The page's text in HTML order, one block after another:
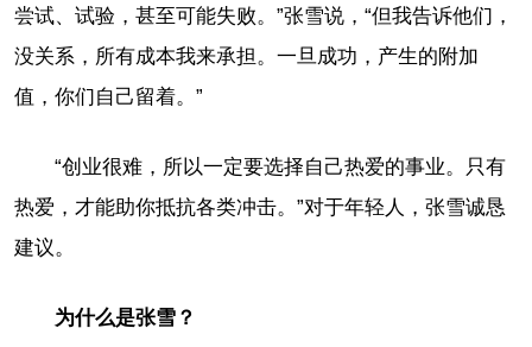
尝试、试验，甚至可能失败。”张雪说，“但我告诉他们，
没关系，所有成本我来承担。一旦成功，产生的附加
值，你们自己留着。”
“创业很难，所以一定要选择自己热爱的事业。只有
热爱，才能助你抵抗各类冲击。”对于年轻人，张雪诚恳
建议。
为什么是张雪？